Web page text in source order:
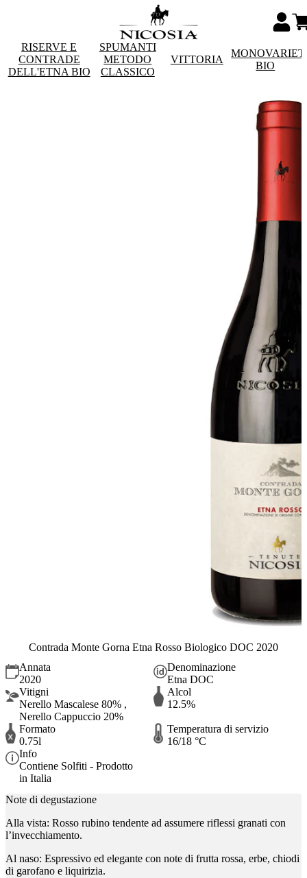
RISERVE E
CONTRADE
DELL'ETNA BIO
SPUMANTI
METODO
CLASSICO
VITTORIA
BIO
Contrada Monte Gorna Etna Rosso Biologico DOC 2020
Annata
2020
Denominazione
Etna DOC
Vitigni
Nerello Mascalese 80% ,
Nerello Cappuccio 20%
Alcol
12.5%
Formato
0.75l
Temperatura di servizio
16/18 °C
Info
Contiene Solfiti - Prodotto
in Italia
Note di degustazione
Alla vista: Rosso rubino tendente ad assumere riflessi granati con
l’invecchiamento.
Al naso: Espressivo ed elegante con note di frutta rossa, erbe, chiodi
di garofano e liquirizia.